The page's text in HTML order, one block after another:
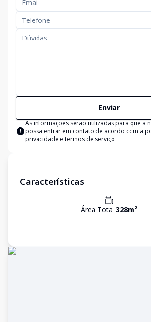
Enviar
As informações serão utilizadas para que a
possa entrar em contato de acordo com a
privacidade e termos de serviço
Características
Área Total 328m²